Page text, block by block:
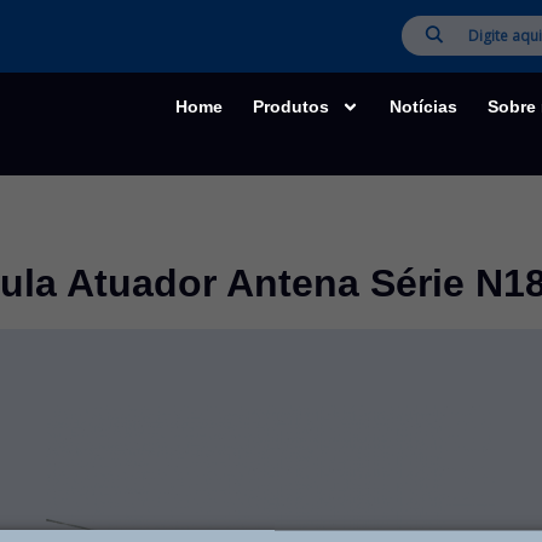
Home Produtos Notícias Sobre
Atuador Antena Série